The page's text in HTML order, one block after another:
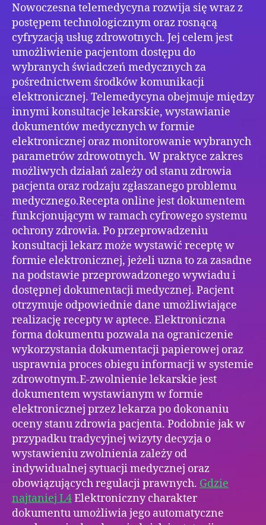
Nowoczesna telemedycyna rozwija się wraz z
postępem technologicznym oraz rosnącą
cyfryzacją usług zdrowotnych. Jej celem jest
umożliwienie pacjentom dostępu do
wybranych świadczeń medycznych za
pośrednictwem środków komunikacji
elektronicznej. Telemedycyna obejmuje między
innymi konsultacje lekarskie, wystawianie
dokumentów medycznych w formie
elektronicznej oraz monitorowanie wybranych
parametrów zdrowotnych. W praktyce zakres
możliwych działań zależy od stanu zdrowia
pacjenta oraz rodzaju zgłaszanego problemu
medycznego.Recepta online jest dokumentem
funkcjonującym w ramach cyfrowego systemu
ochrony zdrowia. Po przeprowadzeniu
konsultacji lekarz może wystawić receptę w
formie elektronicznej, jeżeli uzna to za zasadne
na podstawie przeprowadzonego wywiadu i
dostępnej dokumentacji medycznej. Pacjent
otrzymuje odpowiednie dane umożliwiające
realizację recepty w aptece. Elektroniczna
forma dokumentu pozwala na ograniczenie
wykorzystania dokumentacji papierowej oraz
usprawnia proces obiegu informacji w systemie
zdrowotnym.E-zwolnienie lekarskie jest
dokumentem wystawianym w formie
elektronicznej przez lekarza po dokonaniu
oceny stanu zdrowia pacjenta. Podobnie jak w
przypadku tradycyjnej wizyty decyzja o
wystawieniu zwolnienia zależy od
indywidualnej sytuacji medycznej oraz
obowiązujących regulacji prawnych. Gdzie
najtaniej L4Elektroniczny charakter
dokumentu umożliwia jego automatyczne